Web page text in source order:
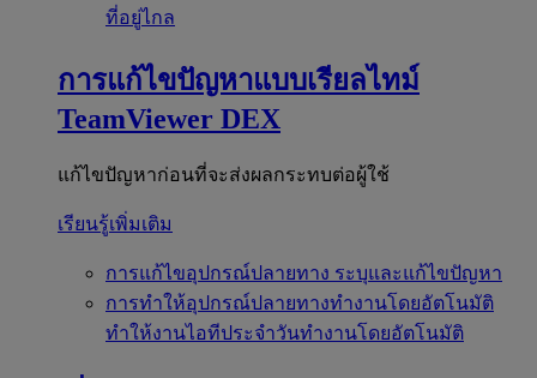
ที่อยู่ไกล
การแก้ไขปัญหาแบบเรียลไทม์
TeamViewer DEX
แก้ไขปัญหาก่อนที่จะส่งผลกระทบต่อผู้ใช้
เรียนรู้เพิ่มเติม
การแก้ไขอุปกรณ์ปลายทาง ระบุและแก้ไขปัญหา
การทำให้อุปกรณ์ปลายทางทำงานโดยอัตโนมัติ
ทำให้งานไอทีประจำวันทำงานโดยอัตโนมัติ